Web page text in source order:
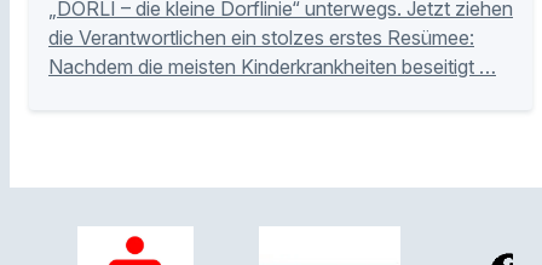
„DORLI – die kleine Dorflinie“ unterwegs. Jetzt ziehen
die Verantwortlichen ein stolzes erstes Resümee:
Nachdem die meisten Kinderkrankheiten beseitigt …